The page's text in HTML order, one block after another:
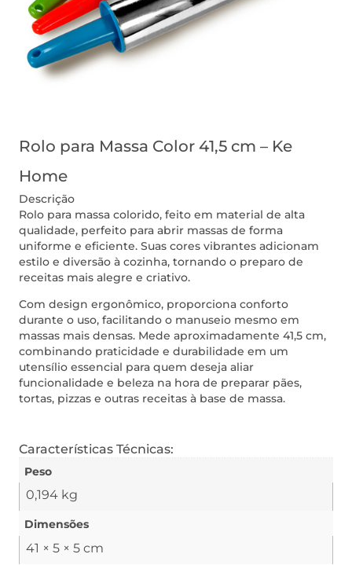
Rolo para Massa Color 41,5 cm – Ke
Home
Descrição
Rolo para massa colorido, feito em material de alta
qualidade, perfeito para abrir massas de forma
uniforme e eficiente. Suas cores vibrantes adicionam
estilo e diversão à cozinha, tornando o preparo de
receitas mais alegre e criativo.
Com design ergonômico, proporciona conforto
durante o uso, facilitando o manuseio mesmo em
massas mais densas. Mede aproximadamente 41,5 cm,
combinando praticidade e durabilidade em um
utensílio essencial para quem deseja aliar
funcionalidade e beleza na hora de preparar pães,
tortas, pizzas e outras receitas à base de massa.
Características Técnicas:
Peso
0,194 kg
Dimensões
41 × 5 × 5 cm